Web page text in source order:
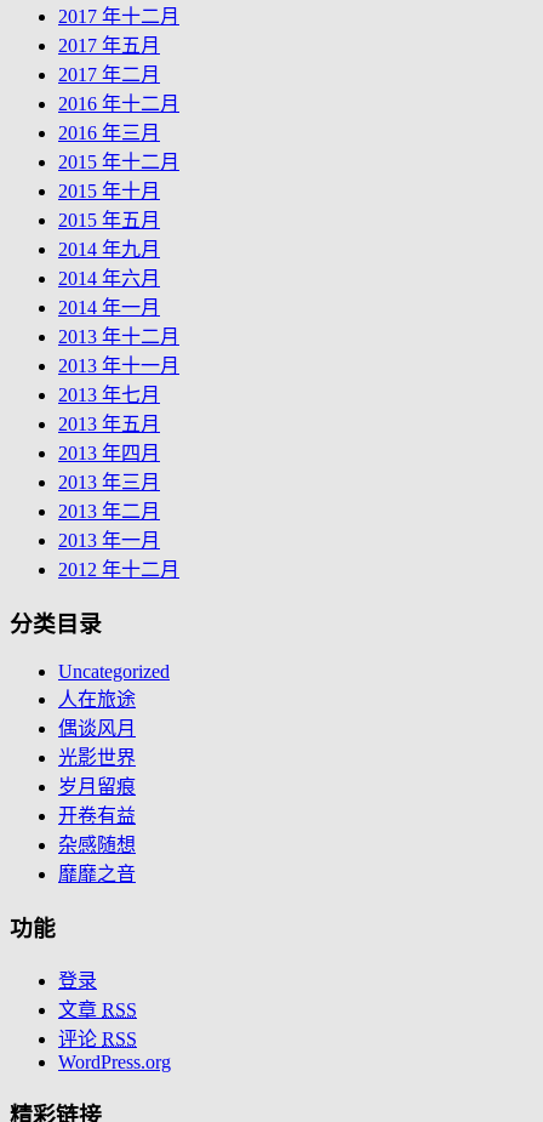
2017 年十二月
2017 年五月
2017 年二月
2016 年十二月
2016 年三月
2015 年十二月
2015 年十月
2015 年五月
2014 年九月
2014 年六月
2014 年一月
2013 年十二月
2013 年十一月
2013 年七月
2013 年五月
2013 年四月
2013 年三月
2013 年二月
2013 年一月
2012 年十二月
分类目录
Uncategorized
人在旅途
偶谈风月
光影世界
岁月留痕
开卷有益
杂感随想
靡靡之音
功能
登录
文章 RSS
评论 RSS
WordPress.org
精彩链接